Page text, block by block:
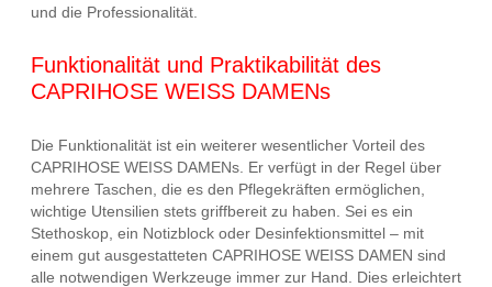
und die Professionalität.
Funktionalität und Praktikabilität des
CAPRIHOSE WEISS DAMENs
Die Funktionalität ist ein weiterer wesentlicher Vorteil des
CAPRIHOSE WEISS DAMENs. Er verfügt in der Regel über
mehrere Taschen, die es den Pflegekräften ermöglichen,
wichtige Utensilien stets griffbereit zu haben. Sei es ein
Stethoskop, ein Notizblock oder Desinfektionsmittel – mit
einem gut ausgestatteten CAPRIHOSE WEISS DAMEN sind
alle notwendigen Werkzeuge immer zur Hand. Dies erleichtert